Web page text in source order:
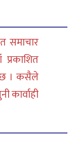
समाचार
। कसैले
कार्वाही